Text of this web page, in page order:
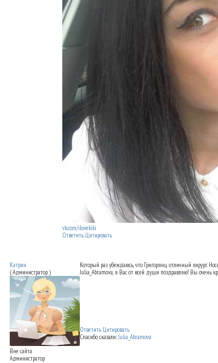
vk.com/ilovekiki
Ответить Цитировать
Катрин
( Администратор )
Вне сайта
Администратор
Который раз убеждаюсь, что Григорянц отличный хирург.
Julia_Abramova, я Вас от всей души поздравляю! Вы очень
Ответить Цитировать
Спасибо сказали:Julia_Abramova